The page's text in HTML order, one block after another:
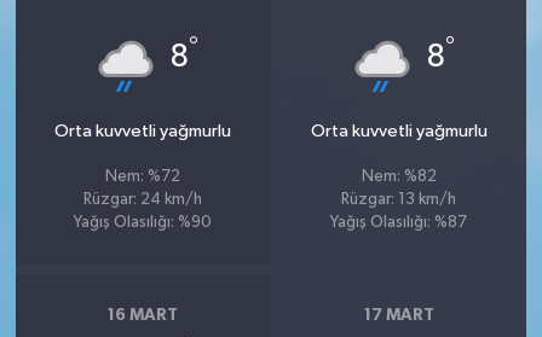
8°
Orta kuvvetli yağmurlu
Nem: %72
Rüzgar: 24 km/h
Yağış Olasılığı: %90
8°
Orta kuvvetli yağmurlu
Nem: %82
Rüzgar: 13 km/h
Yağış Olasılığı: %87
16 MART 17 MART